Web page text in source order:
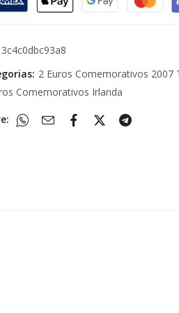
3c4c0dbc93a8
2 Euros Comemorativos 2007
Comemorativos Irlanda